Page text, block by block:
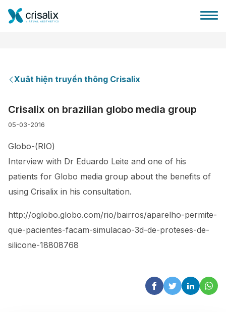
Gói
Đánh giá của bệnh nhân
Xuât hiện truyền thông Crisalix
Crisalix on brazilian globo media group
05-03-2016
Globo-(RIO)
Interview with Dr Eduardo Leite and one of his
patients for Globo media group about the benefits of
using Crisalix in his consultation.
http://oglobo.globo.com/rio/bairros/aparelho-permite-
que-pacientes-facam-simulacao-3d-de-proteses-de-
silicone-18808768